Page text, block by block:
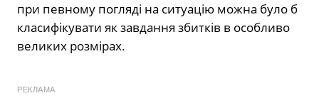
при певному погляді на ситуацію можна було б
класифікувати як завдання збитків в особливо
великих розмірах.
РЕКЛАМА